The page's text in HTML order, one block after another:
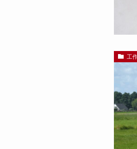
工